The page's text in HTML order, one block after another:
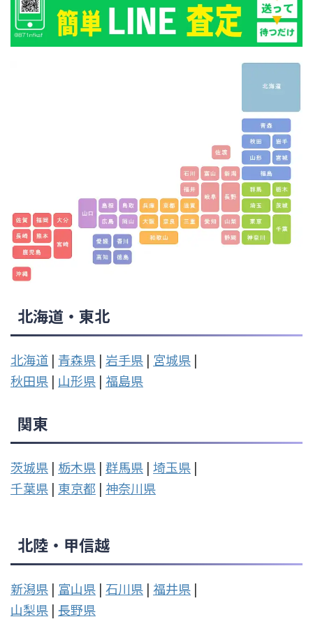
北海道・東北
北海道 | 青森県 | 岩手県 | 宮城県 |
秋田県 | 山形県 | 福島県
関東
茨城県 | 栃木県 | 群馬県 | 埼玉県 |
千葉県 | 東京都 | 神奈川県
北陸・甲信越
新潟県 | 富山県 | 石川県 | 福井県 |
山梨県 | 長野県